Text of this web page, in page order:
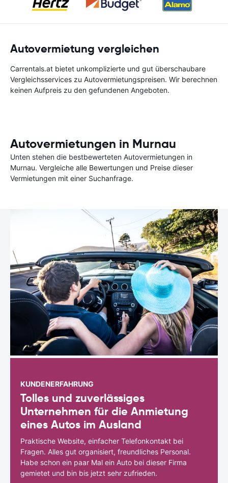
Autovermietung vergleichen
Carrentals.at bietet unkomplizierte und gut überschaubare
Vergleichsservices zu Autovermietungspreisen. Wir berechnen
keinen Aufpreis zu den gefundenen Angeboten.
Autovermietungen in Murnau
Unten stehen die bestbewerteten Autovermietungen in
Murnau. Vergleiche alle Bewertungen und Preise dieser
Vermietungen mit einer Suchanfrage.
KUNDENERFAHRUNG
Tolles und zuverlässiges
Unternehmen für die Anmietung
eines Autos im Ausland
Praktische Website, einfacher Telefonkontakt bei
Fragen. Alles gut organisiert, freundliches Personal.
Habe schon ein paar Mal ein Auto bei dieser Firma
gemietet und bin bis jetzt sehr zufrieden.